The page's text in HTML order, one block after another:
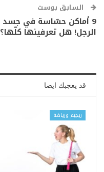
السابق بوست
9 أماكن حسّاسة في جسد
الرجل! هل تعرفينها كلّها؟
قد يعجبك ايضا
ريجيم ورياضة